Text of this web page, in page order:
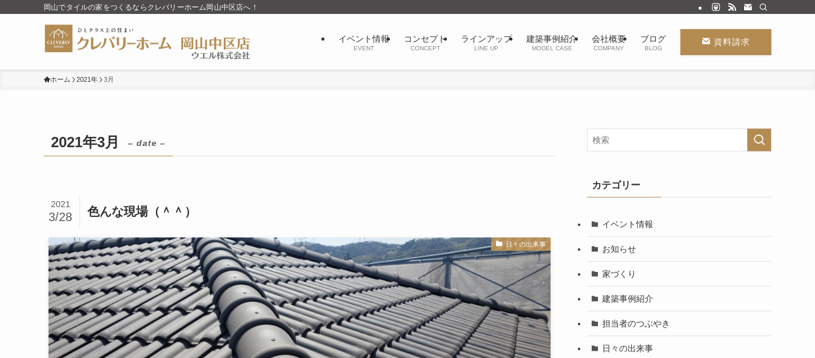
岡山でタイルの家をつくるならクレバリーホーム岡山中区店へ！
イベント情報
EVENT
コンセプト
CONCEPT
ラインアップ
LINE UP
建築事例紹介
MODEL CASE
会社概要
COMPANY
ブログ
BLOG
資料請求
ホーム 2021年 3月
2021年3月 – date –
色んな現場（＾＾）
2021
3/28
日々の出来事
カテゴリー
イベント情報
お知らせ
家づくり
建築事例紹介
担当者のつぶやき
日々の出来事